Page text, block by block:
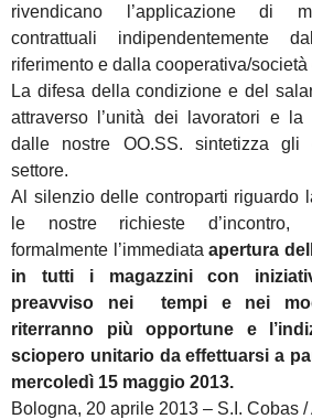
rivendicano l’applicazione di
contrattuali indipendentemente
riferimento e dalla cooperativa/
La difesa della condizione e del
attraverso l’unità dei lavoratori e la
dalle nostre OO.SS. sintetizza gli
settore.
Al silenzio delle controparti riguardo
le nostre richieste d’incontro,
formalmente l’immediata apertura
in tutti i magazzini con
preavviso nei tempi e nei
riterranno più opportune e
sciopero unitario da effettuarsi a
mercoledì 15 maggio 2013.
Bologna, 20 aprile 2013 – S.I. Cobas